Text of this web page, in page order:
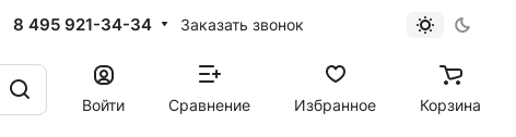
8 495 921-34-34 Заказать звонок
Войти Сравнение Избранное Корзина